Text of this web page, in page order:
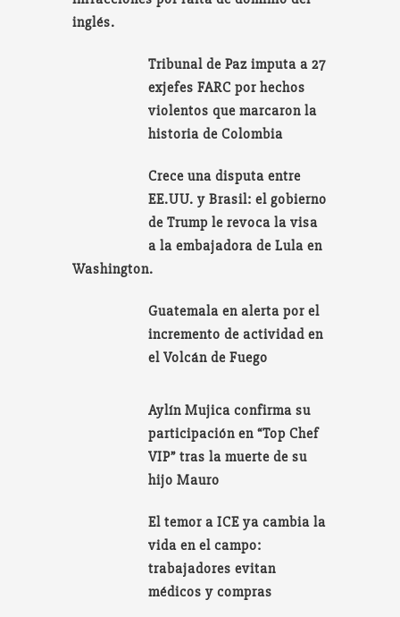
inglés.
Tribunal de Paz imputa a 27
exjefes FARC por hechos
violentos que marcaron la
historia de Colombia
Crece una disputa entre
EE.UU. y Brasil: el gobierno
de Trump le revoca la visa
a la embajadora de Lula en
Washington.
Guatemala en alerta por el
incremento de actividad en
el Volcán de Fuego
Aylín Mujica confirma su
participación en “Top Chef
VIP” tras la muerte de su
hijo Mauro
El temor a ICE ya cambia la
vida en el campo:
trabajadores evitan
médicos y compras